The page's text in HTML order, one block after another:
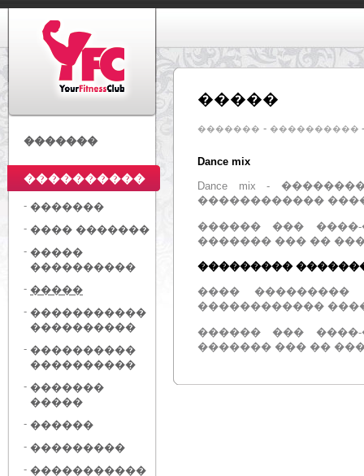
�������
����������
- �������
- ���� �������
- �����
����������
- �����
- �����������
����������
- ����������
����������
- �������
�����
- ������
- ���������
- �����������
�����
������� - ����������
Dance mix
Dance mix -
������������
������ ���
������� ��� ��
���������
���� ���������
������������
������ ���
������� ��� ��